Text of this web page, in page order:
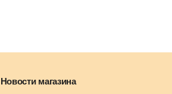
Новости магазина